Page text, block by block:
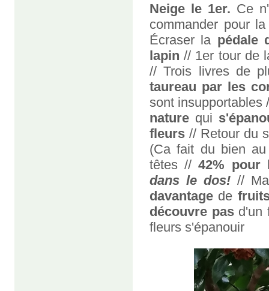
Neige le 1er. Ce
commander pour
Écraser la pédale
lapin// 1er tour de
// Trois livres de
taureau par les
sont insupportables
nature qui
fleurs // Retour du
(Ca fait du bien
têtes //42% pour
dans le dos! //
davantage de
découvre pasd'un
fleurs s'épanouir